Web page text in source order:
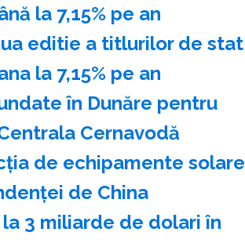
la 7,15% pe an
editie a titlurilor de stat
la 7,15% pe an
în Dunăre pentru
Cernavodă
de echipamente solare
de China
3 miliarde de dolari în